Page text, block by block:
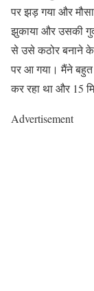
पर झड़ गया और
झुकाया और उसकी
से उसे कठोर बनाने के
पर आ गया। मैंने बहुत
कर रहा था और 15
Advertisement